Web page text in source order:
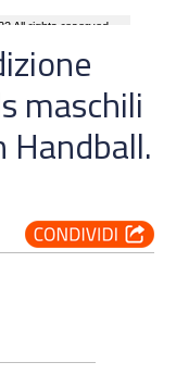
maschili